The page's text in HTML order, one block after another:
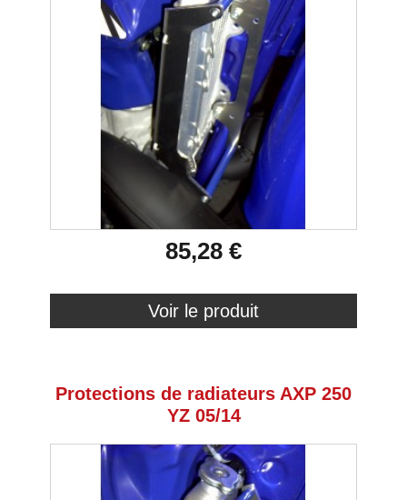
85,28 €
Voir le produit
Protections de radiateurs AXP 250
YZ 05/14